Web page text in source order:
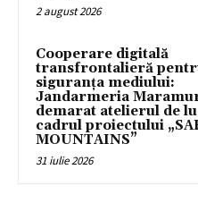
2 august 2026
Cooperare digitală
transfrontalieră
siguranța mediului:
Jandarmeria
demarat atelierul de
cadrul proiectului
MOUNTAINS”
31 iulie 2026